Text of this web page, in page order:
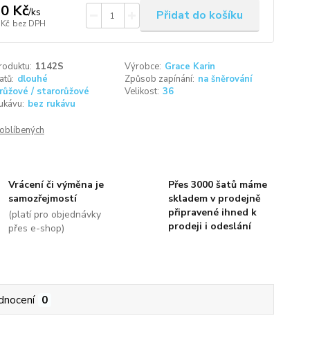
Kč/ks
bez DPH
Přidat do košíku
1142S Výrobce: Grace Karin
dlouhé Způsob zapínání: na šněrování
růžové / starorůžové Velikost: 36
bez rukávu
Vrácení či výměna je
samozřejmostí
(platí pro objednávky
přes e-shop)
Přes 3000 šatů máme
skladem v prodejně
připravené ihned k
prodeji i odeslání
0